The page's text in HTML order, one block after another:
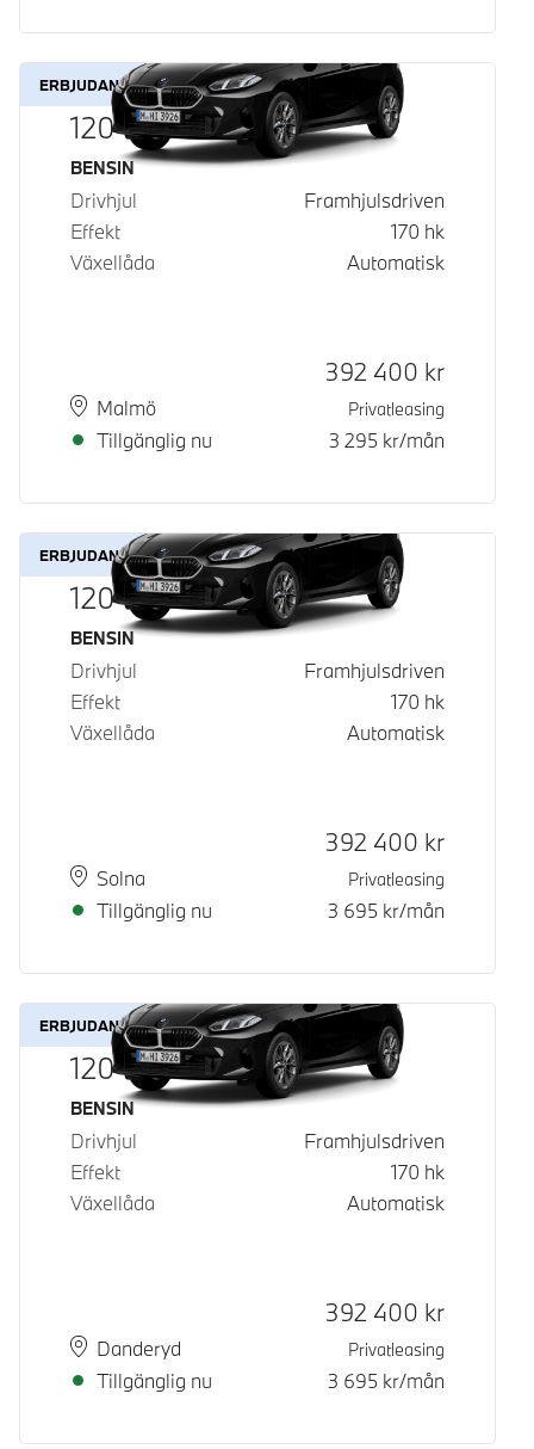
ERBJUDANDE
120
Bränsle
BENSIN
Drivhjul
Framhjulsdriven
Effekt
170 hk
Växellåda
Automatisk
PlatsMalmö
Leveranstid
Tillgänglig nu
Kontantpris
392 400 kr
Privatleasing
3 295 kr/mån
ERBJUDANDE
120
Bränsle
BENSIN
Drivhjul
Framhjulsdriven
Effekt
170 hk
Växellåda
Automatisk
PlatsSolna
Leveranstid
Tillgänglig nu
Kontantpris
392 400 kr
Privatleasing
3 695 kr/mån
ERBJUDANDE
120
Bränsle
BENSIN
Drivhjul
Framhjulsdriven
Effekt
170 hk
Växellåda
Automatisk
PlatsDanderyd
Leveranstid
Tillgänglig nu
Kontantpris
392 400 kr
Privatleasing
3 695 kr/mån